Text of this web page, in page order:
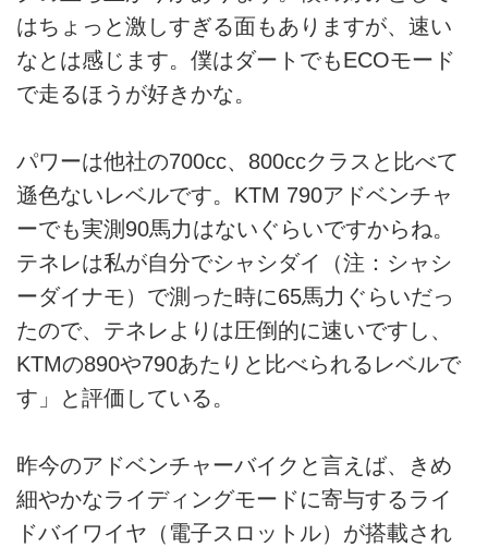
はちょっと激しすぎる面もありますが、速い
なとは感じます。僕はダートでもECOモード
で走るほうが好きかな。
パワーは他社の700cc、800ccクラスと比べて
遜色ないレベルです。KTM 790アドベンチャ
ーでも実測90馬力はないぐらいですからね。
テネレは私が自分でシャシダイ（注：シャシ
ーダイナモ）で測った時に65馬力ぐらいだっ
たので、テネレよりは圧倒的に速いですし、
KTMの890や790あたりと比べられるレベルで
す」と評価している。
昨今のアドベンチャーバイクと言えば、きめ
細やかなライディングモードに寄与するライ
ドバイワイヤ（電子スロットル）が搭載され